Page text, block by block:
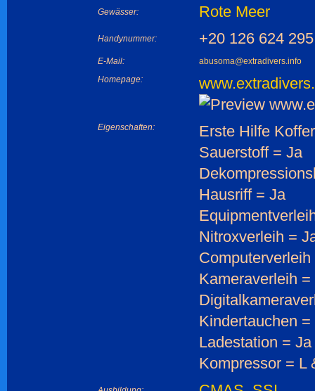
Gewässer: Rote Meer
Handynummer: +20 126 624 295
E-Mail:
abusoma@extradivers.info
Homepage:
Eigenschaften:
Erste Hilfe
Sauerstoff = Ja
Hausriff = Ja
Nitroxverleih =
Computerverleih
Kameraverleih =
Kindertauchen =
Ladestation = Ja
Kompressor = L